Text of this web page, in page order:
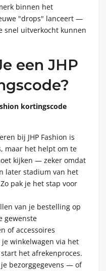
binnen het
"drops" lanceert —
snel uitverkocht kunnen
een JHP
kortingscode
bij JHP Fashion is
maar het helpt om te
kijken — zeker omdat
later stadium van het
pak je het stap voor
van je bestelling op
gewenste
of accessoires
winkelwagen via het
het afrekenproces.
bezorggegevens — of